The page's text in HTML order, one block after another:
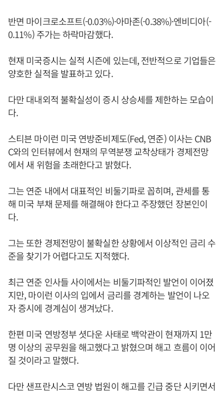
반면 마이크로소프트(-0.03%)·아마존(-0.38%)·엔비디아(-
0.11%) 주가는 하락마감했다.
현재 미국증시는 실적 시즌에 있는데, 전반적으로 기업들은
양호한 실적을 발표하고 있다.
다만 대내외적 불확실성이 증시 상승세를 제한하는 모습이
다.
스티븐 마이런 미국 연방준비제도(Fed, 연준) 이사는 CNB
C와의 인터뷰에서 현재의 무역분쟁 교착상태가 경제전망
에서 새 위험을 초래한다고 밝혔다.
그는 연준 내에서 대표적인 비둘기파로 꼽히며, 관세를 통
해 미국 부채 문제를 해결해야 한다고 주장했던 장본인이
다.
그는 또한 경제전망이 불확실한 상황에서 이상적인 금리 수
준을 찾기가 어렵다고도 지적했다.
최근 연준 인사들 사이에서는 비둘기파적인 발언이 이어졌
지만, 마이런 이사의 입에서 금리를 경계하는 발언이 나오
자 증시에 경계심이 생겨났다.
한편 미국 연방정부 셧다운 사태로 백악관이 현재까지 1만
명 이상의 공무원을 해고했다고 밝혔으며 해고 흐름이 이어
질 것이라고 말했다.
다만 샌프란시스코 연방 법원이 해고를 긴급 중단 시키면서